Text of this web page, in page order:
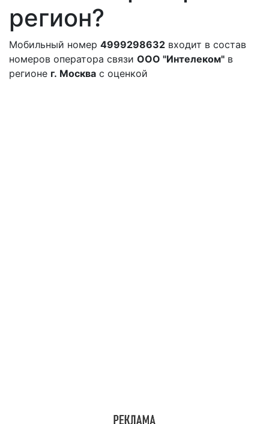
регион?
Мобильный номер 4999298632 входит в состав
номеров оператора связи ООО "Интелеком" в
регионе г. Москва с оценкой